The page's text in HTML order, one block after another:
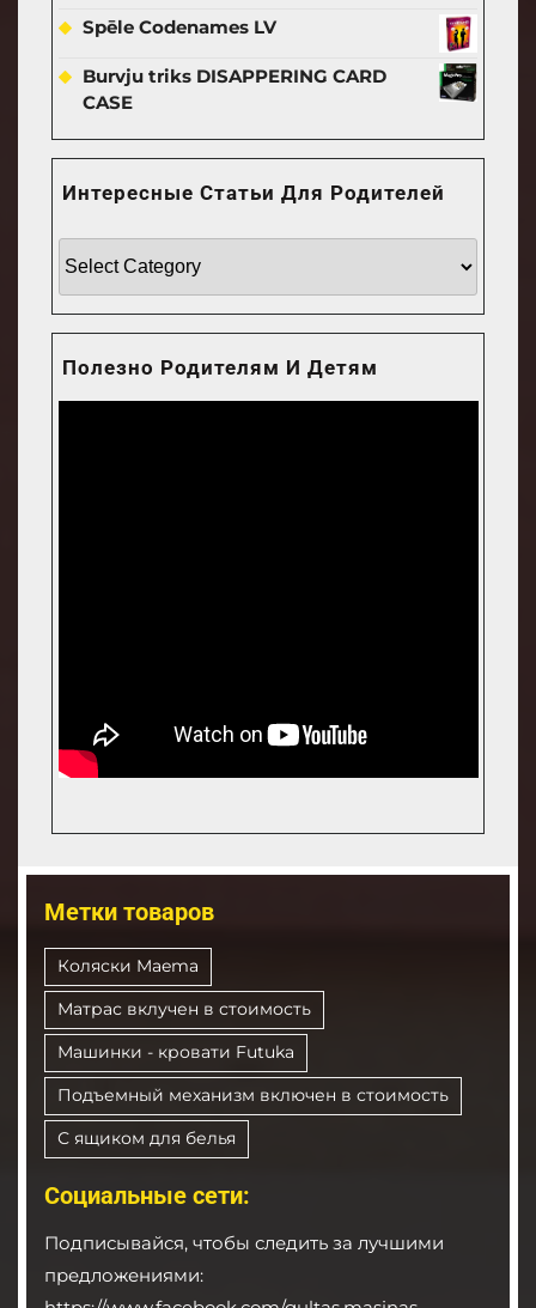
Spēle Codenames LV
Burvju triks DISAPPERING CARD
CASE
Интересные Статьи Для Родителей
Интересные
статьи
для
Полезно Родителям И Детям
Метки товаров
Коляски Maema
Матрас вклучен в стоимость
Машинки - кровати Futuka
Подъемный механизм включен в стоимость
С ящиком для белья
Социальные сети:
Подписывайся, чтобы следить за лучшими
предложениями: